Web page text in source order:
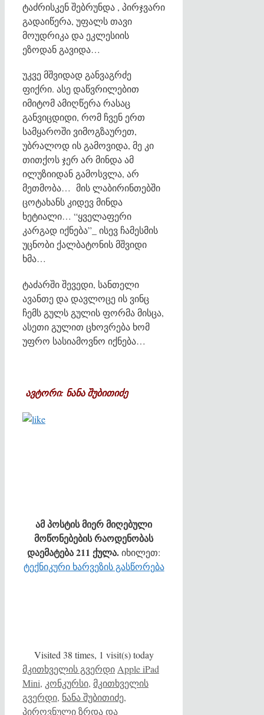
ტაძრისკენ შებრუნდა , პირჯვარი
გადაიწერა, უფალს თავი
მოუდრიკა და ეკლესიის
ეზოდან გავიდა…
უკვე მშვიდად განვაგრძე
ფიქრი. ასე დაწვრილებით
იმიტომ ამიღწერა რასაც
განვიცდიდი, რომ ჩვენ ერთ
სამყაროში ვიმოგზაურეთ,
უბრალოდ ის გამოვიდა, მე კი
თითქოს ჯერ არ მინდა ამ
ილუზიიდან გამოსვლა, არ
მეთმობა… მის ლაბირინთებში
ცოტახანს კიდევ მინდა
ხეტიალი… “ყველაფერი
კარგად იქნება”_ ისევ ჩამესმის
უცნობი ქალბატონის მშვიდი
ხმა…
ტაძარში შევედი, სანთელი
ავანთე და დავლოცე ის ვინც
ჩემს გულს გულის ფორმა მისცა,
ასეთი გულით ცხოვრება ხომ
უფრო სასიამოვნო იქნება…
ავტორი: ნანა შუბითიძე
ამ პოსტის მიერ მიღებული
მოწონებების რაოდენობას
დაემატება 211 ქულა.იხილეთ:
ტექნიკური ხარვეზის გასწორება
Visited 38 times, 1 visit(s) today
Categories
მკითხველის გვერდი Tags
Apple iPad
Mini, კონკურსი, მკითხველის
გვერდი, ნანა შუბითიძე,
პიროვნული ზრდა და